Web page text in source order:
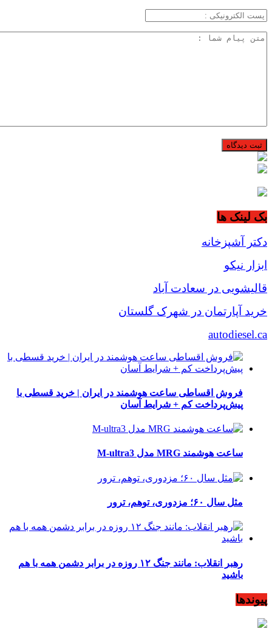
بک لینک ها
دکتر آشپزخانه
ابزار نیکو
قالیشویی در سعادت آباد
خرید آپارتمان در شهرک گلستان
autodiesel.ca
فروش اقساطی ساعت هوشمند در ایران | خرید قسطی با
پیش‌پرداخت کم + شرایط آسان
ساعت هوشمند MRG مدل M-ultra3
مثل سال ۶۰؛ مزدوری، توهم، ترور
رهبر انقلاب: مانند جنگ ۱۲ روزه در برابر دشمن همه با هم
باشید
پیوندها